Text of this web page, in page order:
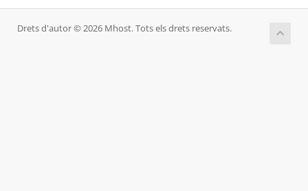
Drets d'autor © 2026 Mhost. Tots els drets reservats.